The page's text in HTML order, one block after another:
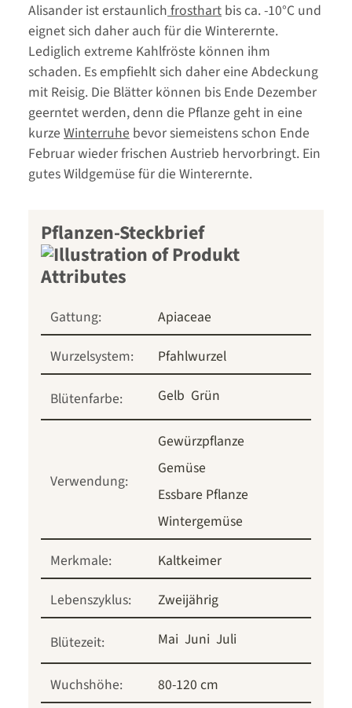
Alisander ist erstaunlichfrosthart bis ca. -10°C und
eignet sich daher auch für die Winterernte.
Lediglich extreme Kahlfröste können ihm
schaden. Es empfiehlt sich daher eine Abdeckung
mit Reisig. Die Blätter können bis Ende Dezember
geerntet werden, denn die Pflanze geht in eine
kurze Winterruhe bevor siemeistens schon Ende
Februar wieder frischen Austrieb hervorbringt. Ein
gutes Wildgemüse für die Winterernte.
Pflanzen-Steckbrief
Gattung:
Apiaceae
Wurzelsystem:
Pfahlwurzel
Blütenfarbe: Gelb Grün
Verwendung:
Gewürzpflanze
Gemüse
Essbare Pflanze
Wintergemüse
Merkmale:
Kaltkeimer
Lebenszyklus:
Zweijährig
Blütezeit: Mai Juni Juli
Wuchshöhe: 80-120 cm